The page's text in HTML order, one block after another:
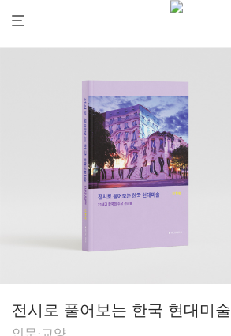
전시로 풀어보는 한국 현대미술
인문·교양